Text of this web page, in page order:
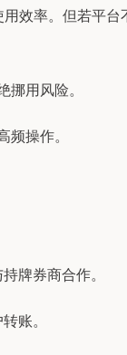
效率。但若平
用风险。
操作。
牌券商合作。
账。